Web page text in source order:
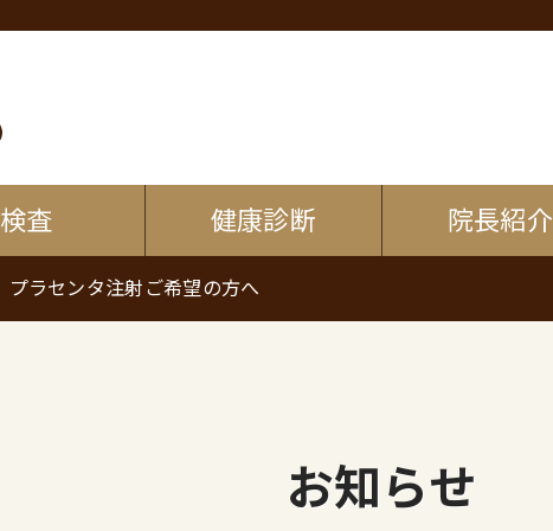
検査 健康診断 院長紹介
プラセンタ注射ご希望の方へ
お知らせ